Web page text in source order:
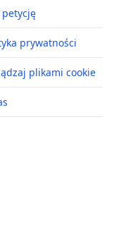
petycję
prywatności
plikami cookie